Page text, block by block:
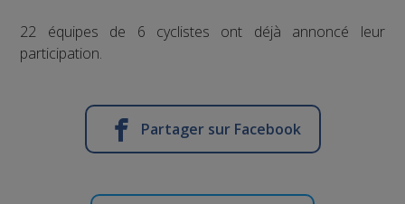
22 équipes de 6 cyclistes ont déjà annoncé leur
participation.
Partager sur Facebook